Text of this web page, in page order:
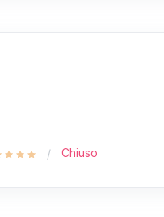
Chiuso